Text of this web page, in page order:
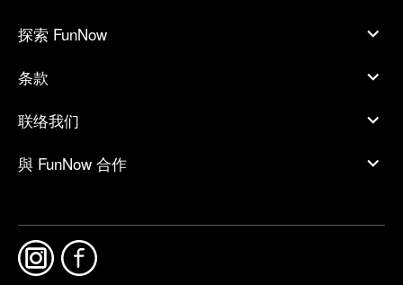
探索 FunNow
条款
联络我们
與 FunNow 合作